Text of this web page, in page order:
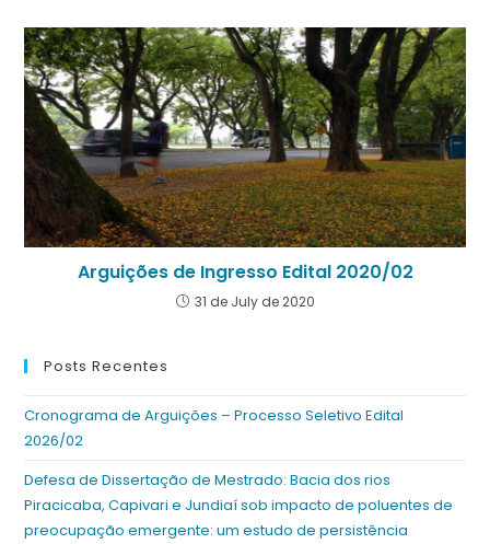
Arguições de Ingresso Edital 2020/02
31 de July de 2020
Posts Recentes
Cronograma de Arguições – Processo Seletivo Edital
2026/02
Defesa de Dissertação de Mestrado: Bacia dos rios
Piracicaba, Capivari e Jundiaí sob impacto de poluentes de
preocupação emergente: um estudo de persistência